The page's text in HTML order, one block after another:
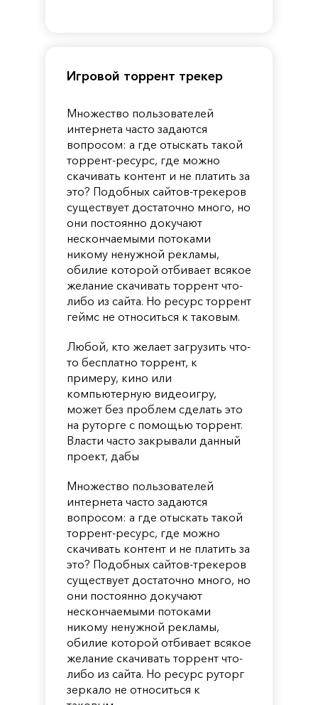
Игровой торрент трекер
Множество пользователей
интернета часто задаются
вопросом: а где отыскать такой
торрент-ресурс, где можно
скачивать контент и не платить за
это? Подобных сайтов-трекеров
существует достаточно много, но
они постоянно докучают
нескончаемыми потоками
никому ненужной рекламы,
обилие которой отбивает всякое
желание скачивать торрент что-
либо из сайта. Но ресурс торрент
геймс не относиться к таковым.
Любой, кто желает загрузить что-
то бесплатно торрент, к
примеру, кино или
компьютерную видеоигру,
может без проблем сделать это
на руторге с помощью торрент.
Власти часто закрывали данный
проект, дабы
Множество пользователей
интернета часто задаются
вопросом: а где отыскать такой
торрент-ресурс, где можно
скачивать контент и не платить за
это? Подобных сайтов-трекеров
существует достаточно много, но
они постоянно докучают
нескончаемыми потоками
никому ненужной рекламы,
обилие которой отбивает всякое
желание скачивать торрент что-
либо из сайта. Но ресурс руторг
зеркало не относиться к